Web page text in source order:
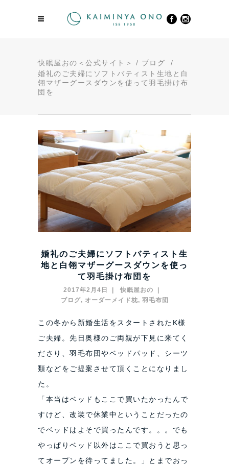
快眠屋おの＜公式サイト＞ / ブログ
/
婚礼のご夫婦にソフトバティスト生地と白
翎マザーグースダウンを使って羽毛掛け布
団を
婚礼のご夫婦にソフトバティスト生
地と白翎マザーグースダウンを使っ
て羽毛掛け布団を
2017年2月4日
快眠屋おの
ブログ, オーダーメイド枕, 羽毛布団
この冬から新婚生活をスタートされたK様
ご夫婦。先日奥様のご両親が下見に来てく
ださり、羽毛布団やベッドパッド、シーツ
類などをご提案させて頂くことになりまし
た。
「本当はベッドもここで買いたかったんで
すけど、改装で休業中ということだったの
でベッドはよそで買ったんです。。。でも
やっぱりベッド以外はここで買おうと思っ
てオープンを待ってました。」とまでおっ